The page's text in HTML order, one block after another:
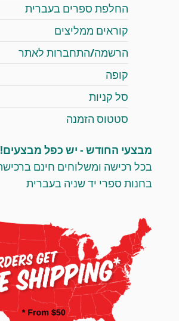
החלפת ספרים בעברית
קוראים ממליצים
הרשמה/התחברות לאתר
קופה
סל קניות
סטטוס הזמנה
מבצעי החודש - יש כפל מבצעים!
בחנות ספרי יד שניה בעברית